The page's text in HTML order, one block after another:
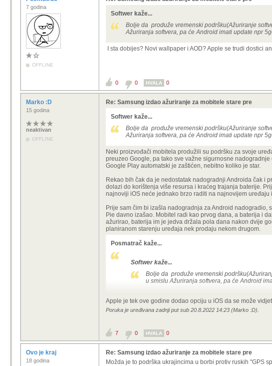
7 godina
OFFLINE
Softwer kaže...
Bolje da produže vremenski podršku(Ažuriranje
Ažuriranja softvera, pa će Android imati update npr
I sta dobijes? Novi wallpaper i AOD? Apple se trudi dostici
0 0 HVALA 0
Marko :D
15 godina
neaktivan
OFFLINE
Re: Samsung izdao ažuriranje za mobitele stare pre
Softwer kaže...
Bolje da produže vremenski podršku(Ažuriranje
Ažuriranja softvera, pa će Android imati update npr
Neki proizvođači mobitela produžili su podršku za svoje
preuzeo Google, pa tako sve važne sigurnosne
Google Play automatski je zaštićen, nebitno koliko je star.
Rekao bih čak da je nedostatak nadogradnji Androida čak i
dolazi do korištenja više resursa i kraćeg trajanja baterije.
najnoviji iOS neće jednako brzo raditi na najnovijem
Prije sam čim bi izašla nadogradnja za Android
Pie davno izašao. Mobitel radi kao prvog dana, a baterija i
ažurirao, baterija im je jedva držala pola dana nakon dvije
planiranom starenju uređaja nek prodaju nekom drugom.
Posmatrač kaže...
Softwer kaže...
Bolje da produže vremenski
u smislu Ažuriranja softvera, pa će Android
I sta dobijes? Novi wallpaper i AOD? Apple se trudi
Apple je tek ove godine dodao opciju u iOS da se može
Poruka je uređivana zadnji put sub 20.8.2022 14:23 (Marko :D).
7 0 HVALA 0
Ovo je kraj
18 godina
Re: Samsung izdao ažuriranje za mobitele stare pre
Možda je to podrška ukrajincima u borbi protiv ruskih "GPS